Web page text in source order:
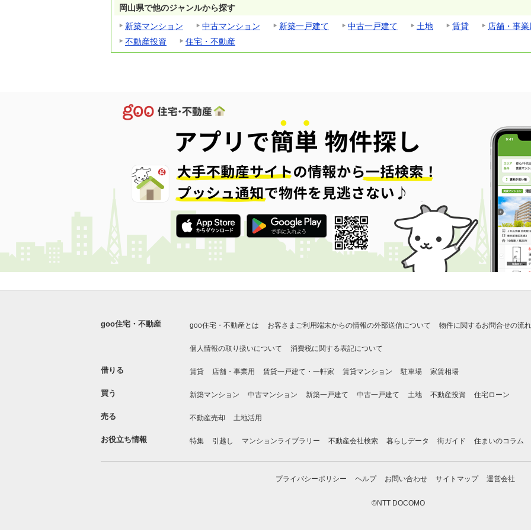
岡山県で他のジャンルから探す
新築マンション
中古マンション 新築一戸建て 中古一戸建て 土地 賃貸
店舗・事業
不動産投資
住宅・不動産
goo住宅・不動産 goo住宅・不動産とは お客さまご利用端末からの情報の外部送信について 物件に関するお問合せの流れ
個人情報の取り扱いについて 消費税に関する表記について
借りる 賃貸 店舗・事業用 賃貸一戸建て・一軒家 賃貸マンション 駐車場 家賃相場
買う 新築マンション 中古マンション 新築一戸建て 中古一戸建て 土地 不動産投資 住宅ローン
売る 不動産売却 土地活用
お役立ち情報 特集 引越し マンションライブラリー 不動産会社検索 暮らしデータ 街ガイド 住まいのコラム
プライバシーポリシー ヘルプ お問い合わせ サイトマップ 運営会社
©NTT DOCOMO